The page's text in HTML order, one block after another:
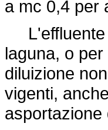
a mc 0,4 per
L'effluente
laguna, o
diluizione
vigenti,
asportazione